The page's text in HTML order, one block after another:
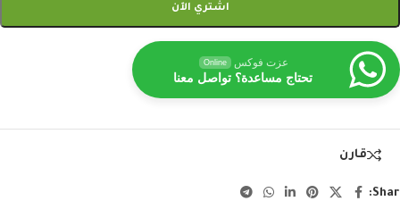
اشتري الآن
عزت فوكس Online
تحتاج مساعدة؟ تواصل معنا
قارن